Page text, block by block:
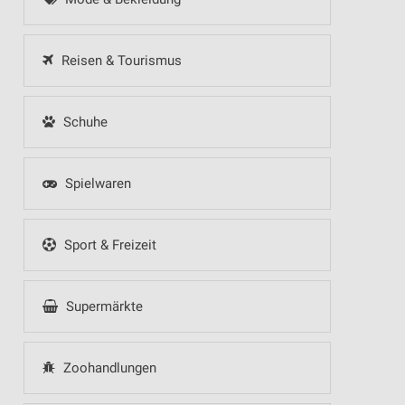
Reisen & Tourismus
Schuhe
Spielwaren
Sport & Freizeit
Supermärkte
Zoohandlungen